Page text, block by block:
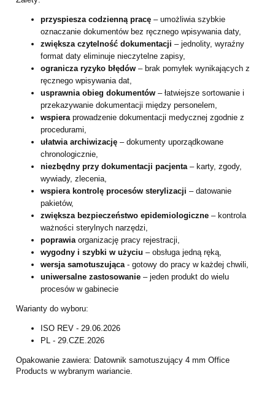
przyspiesza codzienną pracę – umożliwia szybkie
oznaczanie dokumentów bez ręcznego wpisywania daty,
zwiększa czytelność dokumentacji – jednolity, wyraźny
format daty eliminuje nieczytelne zapisy,
ogranicza ryzyko błędów – brak pomyłek wynikających z
ręcznego wpisywania dat,
usprawnia obieg dokumentów – łatwiejsze sortowanie i
przekazywanie dokumentacji między personelem,
wspieraprowadzenie dokumentacji medycznej zgodnie z
procedurami,
ułatwia archiwizację – dokumenty uporządkowane
chronologicznie,
niezbędny przy dokumentacji pacjenta– karty, zgody,
wywiady, zlecenia,
wspiera kontrolę procesów sterylizacji – datowanie
pakietów,
zwiększa bezpieczeństwo epidemiologiczne – kontrola
ważności sterylnych narzędzi,
poprawia organizację pracy rejestracji,
wygodny i szybki w użyciu – obsługa jedną ręką,
wersja samotuszująca - gotowy do pracy w każdej chwili,
uniwersalne zastosowanie – jeden produkt do wielu
procesów w gabinecie
Warianty do wyboru:
ISO REV - 29.06.2026
PL - 29.CZE.2026
Opakowanie zawiera: Datownik samotuszujący 4 mm Office
Products w wybranym wariancie.